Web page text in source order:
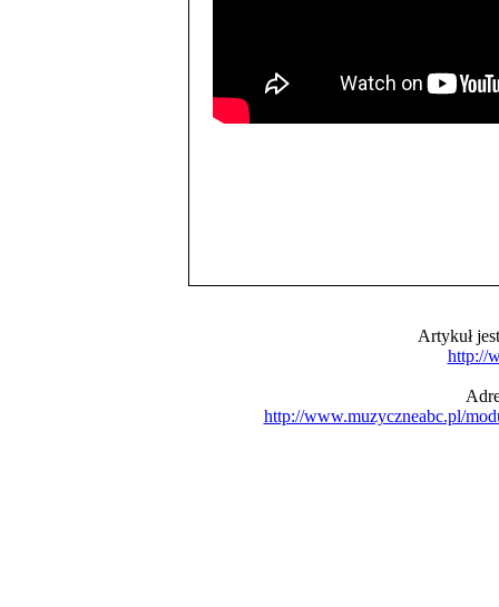
Artykuł
http://
http://www.muzyczneabc.pl/